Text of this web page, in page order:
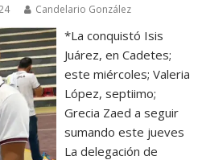
Candelario González
*La conquistó Isis
Juárez, en Cadetes;
este miércoles; Valeria
López, septiimo;
Grecia Zaed a seguir
sumando este jueves
La delegación de